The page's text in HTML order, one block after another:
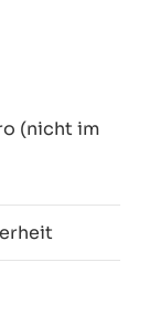
(nicht im